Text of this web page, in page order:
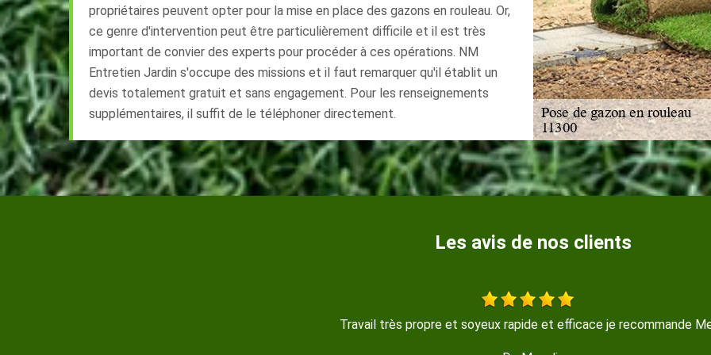
propriétaires peuvent opter pour la mise en place des gazons en rouleau. Or,
ce genre d'intervention peut être particulièrement difficile et il est très
important de convier des experts pour procéder à ces opérations. NM
Entretien Jardin s'occupe des missions et il faut remarquer qu'il établit un
devis totalement gratuit et sans engagement. Pour les renseignements
supplémentaires, il suffit de le téléphoner directement.
Les avis de nos clients
Travail très propre et soyeux rapide et efficace je recommande